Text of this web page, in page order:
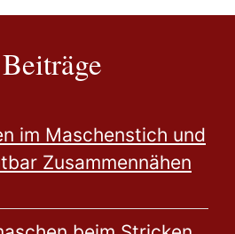
im Maschenstich und
Zusammennähen